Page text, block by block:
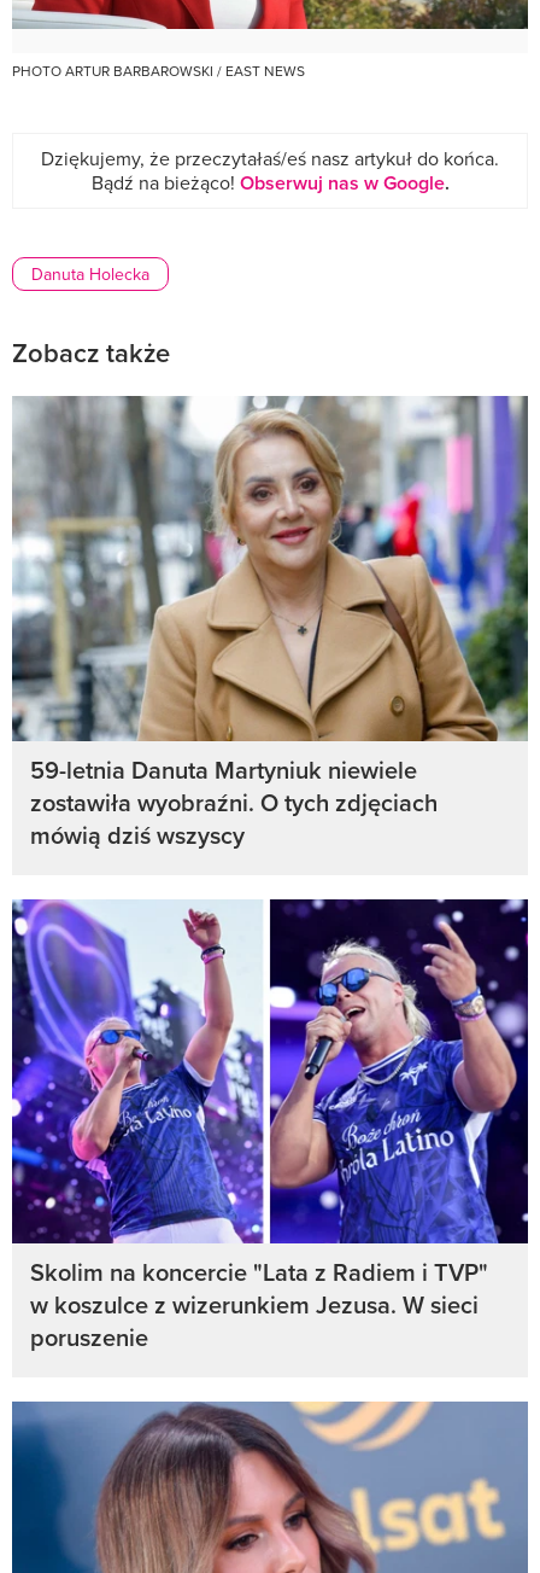
PHOTO ARTUR BARBAROWSKI / EAST NEWS
Dziękujemy, że przeczytałaś/eś nasz artykuł do końca.
Bądź na bieżąco! Obserwuj nas w Google.
Danuta Holecka
Zobacz także
59-letnia Danuta Martyniuk niewiele
zostawiła wyobraźni. O tych zdjęciach
mówią dziś wszyscy
Skolim na koncercie "Lata z Radiem i TVP"
w koszulce z wizerunkiem Jezusa. W sieci
poruszenie